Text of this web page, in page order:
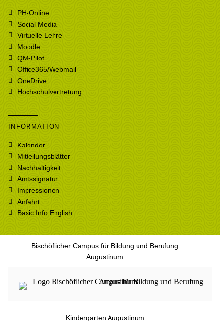
PH-Online
Social Media
Virtuelle Lehre
Moodle
QM-Pilot
Office365/Webmail
OneDrive
Hochschulvertretung
INFORMATION
Kalender
Mitteilungsblätter
Nachhaltigkeit
Amtssignatur
Impressionen
Anfahrt
Basic Info English
Bischöflicher Campus für Bildung und Berufung
Augustinum
Kindergarten Augustinum